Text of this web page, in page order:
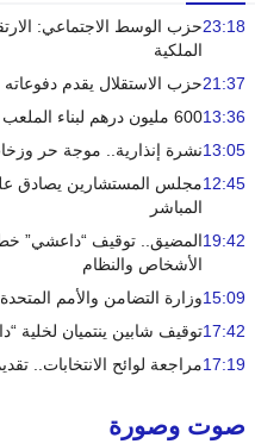
23:18حزب الوسط الاجتماعي:
الملكية
21:37حزب الاستقلال يقدم
13:36600 مليون درهم لبناء الملعب الكبير بمكناس
13:05نشرة إنذارية.. موجة حر
12:45مجلس المستشارين يصادق
المباشر
19:42المضيق.. توقيف “داعشي”
الأشخاص والنظام
15:09وزارة التضامن والأمم
17:42توقيف شابين ينتميان لخلية
17:19مراجعة لوائح الانتخابات..
صوت وصورة